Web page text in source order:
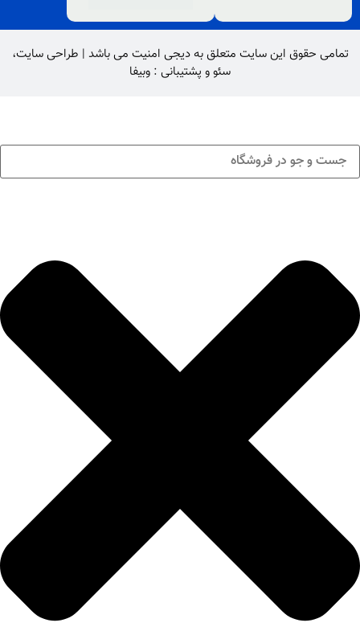
تمامی حقوق این سایت متعلق بهدیجی امنیت می باشد | طراحی سایت،
سئوو پشتیبانی : وبیفا